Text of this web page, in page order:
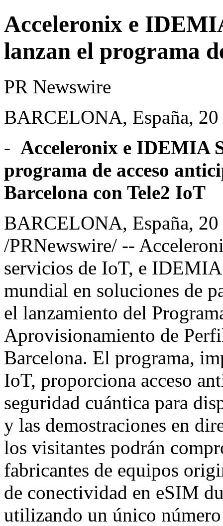
Acceleronix e
lanzan el programa
PR Newswire
BARCELONA, España, 20
- Acceleronix e IDEMIA
programa de acceso
Barcelona con Tele2 IoT
BARCELONA, España, 20
/PRNewswire/ --
servicios de IoT, e
mundial en soluciones de
el lanzamiento del
Aprovisionamiento de
Barcelona. El programa,
IoT, proporciona acceso
seguridad cuántica para
y las demostraciones en
los visitantes podrán
fabricantes de equipos
de conectividad en eSIM
utilizando un único